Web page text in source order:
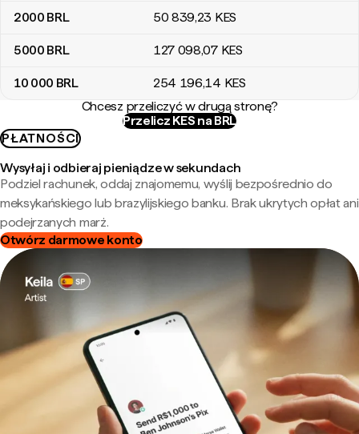
2000 BRL 50 839,23 KES
5000 BRL 127 098,07 KES
10 000 BRL 254 196,14 KES
Chcesz przeliczyć w drugą stronę?
Przelicz KES na BRL
PŁATNOŚCI
Wysyłaj i odbieraj pieniądze w sekundach
Podziel rachunek, oddaj znajomemu, wyślij bezpośrednio do
meksykańskiego lub brazylijskiego banku. Brak ukrytych opłat ani
podejrzanych marż.
Otwórz darmowe konto